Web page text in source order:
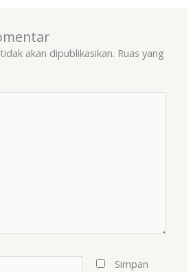
akan dipublikasikan. Ruas yang
Simpan